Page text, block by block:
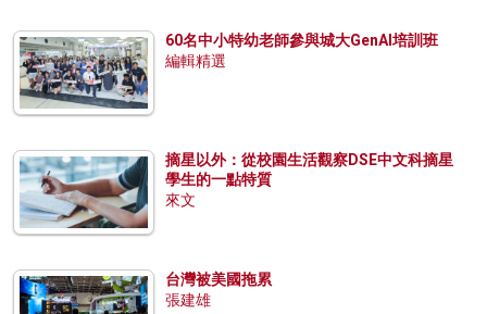
60名中小特幼老師參與城大GenAI培訓班
編輯精選
摘星以外：從校園生活觀察DSE中文科摘星
學生的一點特質
來文
台灣被美國拖累
張建雄